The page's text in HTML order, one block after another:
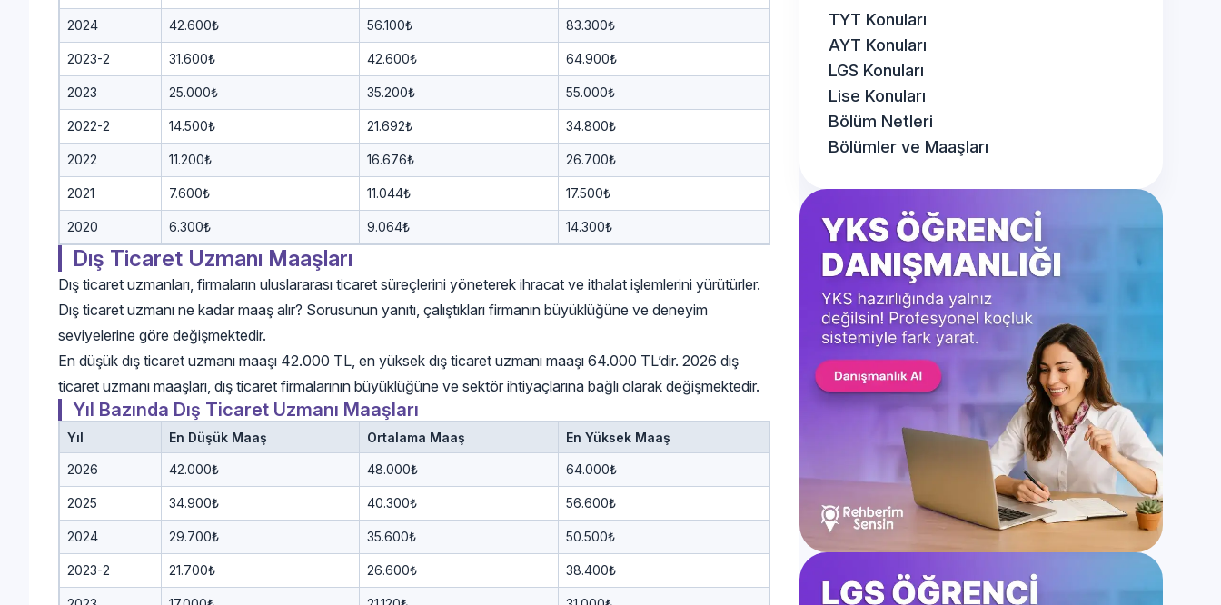
2024 42.600₺ 56.100₺ 83.300₺
2023-2 31.600₺ 42.600₺ 64.900₺
2023 25.000₺ 35.200₺ 55.000₺
2022-2 14.500₺ 21.692₺ 34.800₺
2022 11.200₺ 16.676₺ 26.700₺
2021 7.600₺ 11.044₺ 17.500₺
2020 6.300₺ 9.064₺ 14.300₺
Dış Ticaret Uzmanı Maaşları
Dış ticaret uzmanları, firmaların uluslararası ticaret süreçlerini yöneterek ihracat ve ithalat işlemlerini yürütürler.
Dış ticaret uzmanı ne kadar maaş alır? Sorusunun yanıtı, çalıştıkları firmanın büyüklüğüne ve deneyim
seviyelerine göre değişmektedir.
En düşük dış ticaret uzmanı maaşı 42.000 TL, en yüksek dış ticaret uzmanı maaşı 64.000 TL’dir. 2026 dış
ticaret uzmanı maaşları, dış ticaret firmalarının büyüklüğüne ve sektör ihtiyaçlarına bağlı olarak değişmektedir.
Yıl Bazında Dış Ticaret Uzmanı Maaşları
Yıl En Düşük Maaş Ortalama Maaş En Yüksek Maaş
2026 42.000₺ 48.000₺ 64.000₺
2025 34.900₺ 40.300₺ 56.600₺
2024 29.700₺ 35.600₺ 50.500₺
2023-2 21.700₺ 26.600₺ 38.400₺
Kategoriler
Genel
Üniversite Taban Puanları
Bölüm Taban Puanları
Liseler ve Taban Puanları
4 Yıllık Bölümler
2 Yıllık Bölümler
YKS Konuları
TYT Konuları